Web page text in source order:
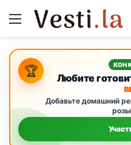
Menu
🏆 Любите
Добавьте домашний